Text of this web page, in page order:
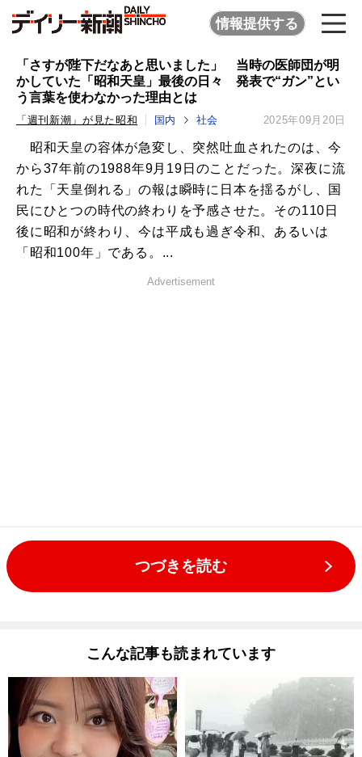
情報提供する
「さすが陛下だなあと思いました」 当時の医師団が明
かしていた「昭和天皇」最後の日々 発表で“ガン”とい
う言葉を使わなかった理由とは
「週刊新潮」が見た昭和 国内 社会 2025年09月20日
昭和天皇の容体が急変し、突然吐血されたのは、今
から37年前の1988年9月19日のことだった。深夜に流
れた「天皇倒れる」の報は瞬時に日本を揺るがし、国
民にひとつの時代の終わりを予感させた。その110日
後に昭和が終わり、今は平成も過ぎ令和、あるいは
「昭和100年」である。...
Advertisement
つづきを読む
こんな記事も読まれています